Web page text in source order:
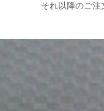
それ以降のご